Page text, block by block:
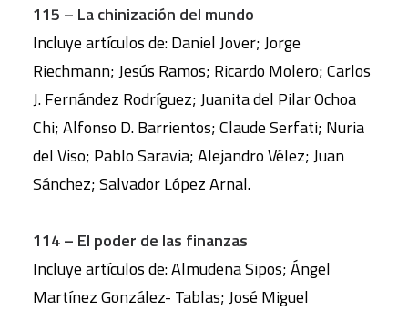
115 – La chinización del mundo
Incluye artículos de: Daniel Jover; Jorge
Riechmann; Jesús Ramos; Ricardo Molero; Carlos
J. Fernández Rodríguez; Juanita del Pilar Ochoa
Chi; Alfonso D. Barrientos; Claude Serfati; Nuria
del Viso; Pablo Saravia; Alejandro Vélez; Juan
Sánchez; Salvador López Arnal.
114 – El poder de las finanzas
Incluye artículos de: Almudena Sipos; Ángel
Martínez González- Tablas; José Miguel